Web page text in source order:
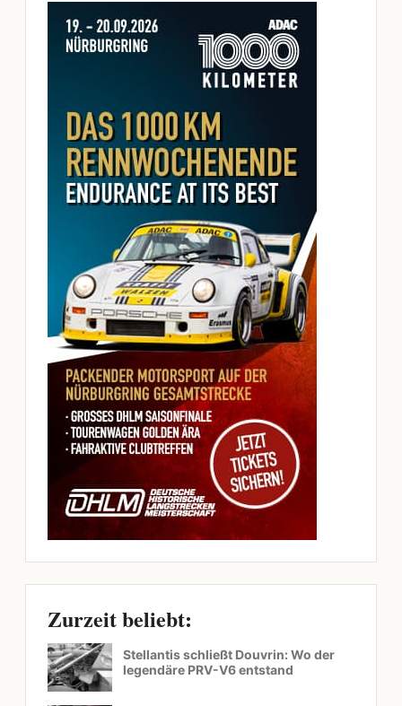
Zurzeit beliebt:
Stellantis schließt Douvrin: Wo der
legendäre PRV-V6 entstand